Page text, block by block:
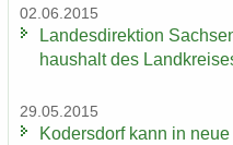
02.06.2015
Lan­des­di­rek­ti­on
haus­halt des
29.05.2015
Ko­ders­dorf kann in